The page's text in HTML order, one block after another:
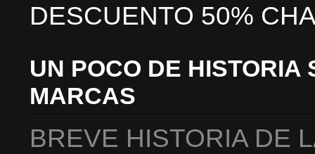
DESCUENTO 50%
UN POCO DE HISTORIA
MARCAS
BREVE HISTORIA DE